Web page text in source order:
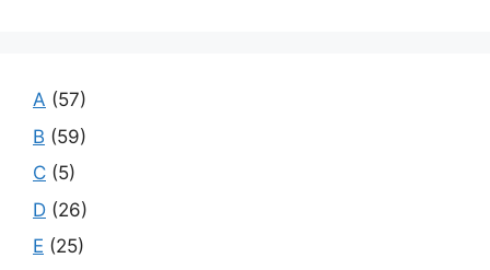
A (57)
B (59)
C (5)
D (26)
E (25)